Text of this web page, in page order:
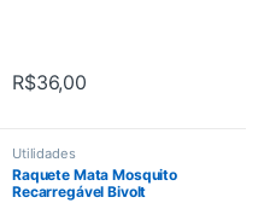
R$36,00
Utilidades
Raquete Mata Mosquito
Recarregável Bivolt